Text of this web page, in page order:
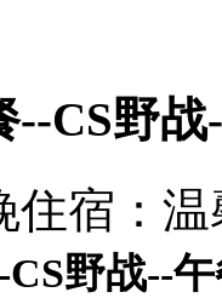
--CS野
住宿：
野战--